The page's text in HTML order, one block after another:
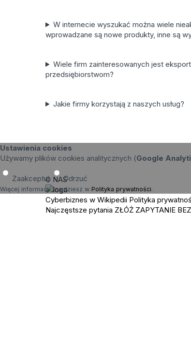
W internecie wyszukać można wiele
wprowadzane są nowe produkty, inne są
Wiele firm zainteresowanych jest
przedsiębiorstwom?
Jakie firmy korzystają z naszych usług?
Ustawienia cookies
Używamy plików cookies analitycznych (Google
Zaakceptuj Odrzuć
Więcej informacji znajdziesz w Polityka prywatności.
O NAS
Cyberbiznes w Wikipedii Polityka
Najczęstsze pytania ZŁÓŻ ZAPYTANIE